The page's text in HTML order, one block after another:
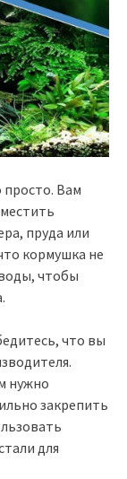
Вам
пруда или
кормушка не
чтобы
что вы
нужно
закрепить
для